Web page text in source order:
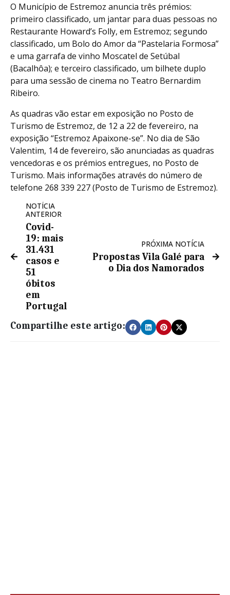
O Município de Estremoz anuncia três prémios:
primeiro classificado, um jantar para duas pessoas no
Restaurante Howard’s Folly, em Estremoz; segundo
classificado, um Bolo do Amor da “Pastelaria Formosa”
e uma garrafa de vinho Moscatel de Setúbal
(Bacalhôa); e terceiro classificado, um bilhete duplo
para uma sessão de cinema no Teatro Bernardim
Ribeiro.
As quadras vão estar em exposição no Posto de
Turismo de Estremoz, de 12 a 22 de fevereiro, na
exposição “Estremoz Apaixone-se”. No dia de São
Valentim, 14 de fevereiro, são anunciadas as quadras
vencedoras e os prémios entregues, no Posto de
Turismo. Mais informações através do número de
telefone 268 339 227 (Posto de Turismo de Estremoz).
NOTÍCIA
ANTERIOR
Covid-
19: mais
31.431
casos e
51
óbitos
em
Portugal
PRÓXIMA NOTÍCIA
Propostas Vila Galé para
o Dia dos Namorados
Compartilhe este artigo: